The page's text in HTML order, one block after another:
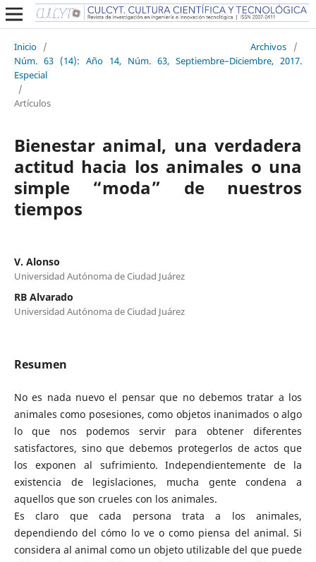
Inicio / Archivos
/
Núm. 63 (14): Año 14, Núm. 63, Septiembre–Diciembre, 2017.
Especial
/
Artículos
Bienestar animal, una verdadera
actitud hacia los animales o una
simple “moda” de nuestros
tiempos
V. Alonso
Universidad Autónoma de Ciudad Juárez
RB Alvarado
Universidad Autónoma de Ciudad Juárez
Resumen
No es nada nuevo el pensar que no debemos tratar a los
animales como posesiones, como objetos inanimados o algo
lo que nos podemos servir para obtener diferentes
satisfactores, sino que debemos protegerlos de actos que
los exponen al sufrimiento. Independientemente de la
existencia de legislaciones, mucha gente condena a
aquellos que son crueles con los animales.
Es claro que cada persona trata a los animales,
dependiendo del cómo lo ve o como piensa del animal. Si
considera al animal como un objeto utilizable del que puede